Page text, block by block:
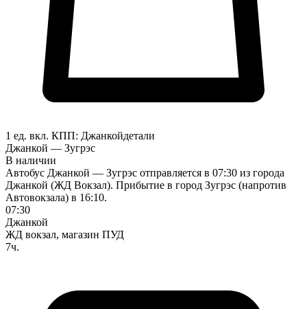
1 ед. вкл. КПП: Джанкойдетали
Джанкой — Зугрэс
В наличии
Автобус Джанкой — Зугрэс отправляется в 07:30 из города
Джанкой (ЖД Вокзал). Прибытие в город Зугрэс (напротив
Автовокзала) в 16:10.
07:30
Джанкой
ЖД вокзал, магазин ПУД
7ч.